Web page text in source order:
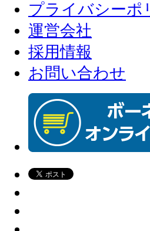
プライバシーポ
運営会社
採用情報
お問い合わせ